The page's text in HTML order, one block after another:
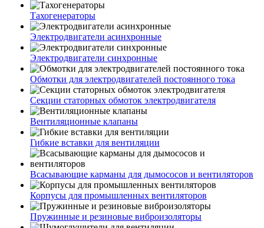
Тахогенераторы
Электродвигатели асинхронные
Электродвигатели синхронные
Обмотки для электродвигателей постоянного тока
Секции статорных обмоток электродвигателя
Вентиляционные клапаны
Гибкие вставки для вентиляции
Всасывающие карманы для дымососов и вентиляторов
Корпусы для промышленных вентиляторов
Пружинные и резиновые виброизоляторы